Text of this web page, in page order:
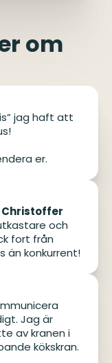
om
jag haft att
er.
Christoffer
och
fort från
än konkurrent!
Jag är
av kranen i
kökskran.